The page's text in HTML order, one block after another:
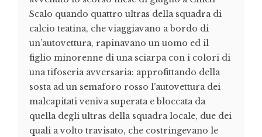
Scalo quando quattro ultras della squadra di
calcio teatina, che viaggiavano a bordo di
un’autovettura, rapinavano un uomo ed il
figlio minorenne di una sciarpa con i colori di
una tifoseria avversaria: approfittando della
sosta ad un semaforo rosso l’autovettura dei
malcapitati veniva superata e bloccata da
quella degli ultras della squadra locale, due dei
quali a volto travisato, che costringevano le